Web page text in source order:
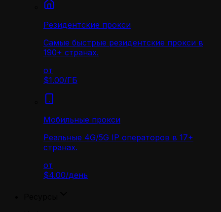
Резидентские прокси
Самые быстрые резидентские прокси в
190+ странах.
от
$1.00/ГБ
Мобильные прокси
Реальные 4G/5G IP операторов в 17+
странах.
от
$4.00/день